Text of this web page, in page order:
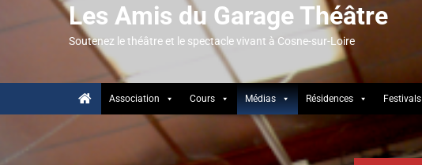
Les Amis du Garage Théâtre
Soutenez le théâtre et le spectacle vivant à Cosne-sur-Loire
Association Cours Médias Résidences Festivals